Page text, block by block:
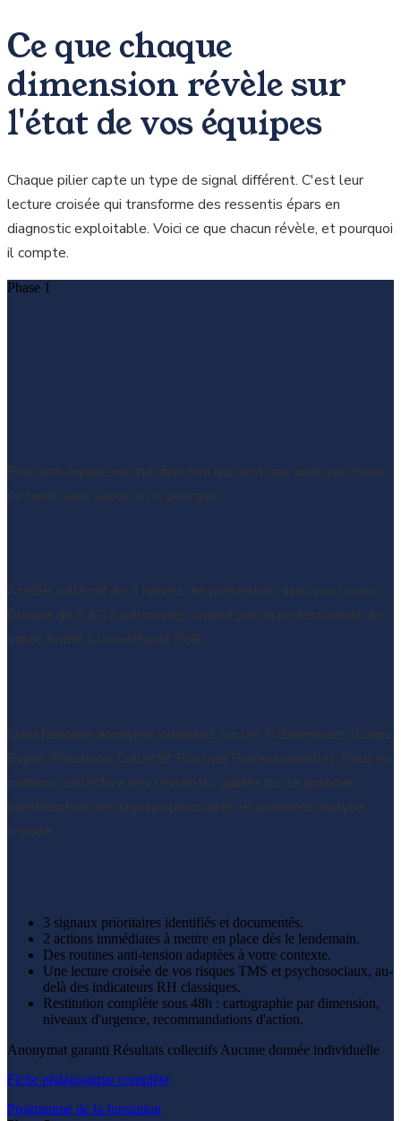
Ce que chaque
dimension révèle sur
l'état de vos équipes
Chaque pilier capte un type de signal différent. C'est leur
lecture croisée qui transforme des ressentis épars en
diagnostic exploitable. Voici ce que chacun révèle, et pourquoi
il compte.
Phase 1
Pour une équipe ou une direction qui sent que quelque chose
se tend, sans savoir où ni pourquoi.
Atelier collectif de 3 heures, en présentiel, dans vos locaux.
Groupe de 6 à 12 personnes. Animé par un professionnel de
santé formé à la méthode PoB.
Questionnaire anonyme individuel sur les 5 dimensions (Corps,
Esprit, Émotions, Collectif, Posture Professionnelle). Mise en
commun collective des ressentis, guidée par le praticien.
Identification des signaux prioritaires et première analyse
croisée.
3 signaux prioritaires identifiés et documentés.
2 actions immédiates à mettre en place dès le lendemain.
Des routines anti-tension adaptées à votre contexte.
Une lecture croisée de vos risques TMS et psychosociaux, au-
delà des indicateurs RH classiques.
Restitution complète sous 48h : cartographie par dimension,
niveaux d'urgence, recommandations d'action.
Anonymat garanti Résultats collectifs Aucune donnée individuelle
Fiche pédagogique complète
Programme de la formation